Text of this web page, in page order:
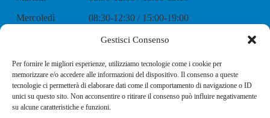
Gestisci Consenso
Per fornire le migliori esperienze, utilizziamo tecnologie come i cookie per
memorizzare e/o accedere alle informazioni del dispositivo. Il consenso a queste
tecnologie ci permetterà di elaborare dati come il comportamento di navigazione o ID
unici su questo sito. Non acconsentire o ritirare il consenso può influire negativamente
su alcune caratteristiche e funzioni.
Mercoledì
08:30-12:30 / 15:00-19:00
08:30-12:30 / 15:00-19:00
Venerdì
08:30-12:30 / 15:00-19:00
Sabato
08:30-12:30 / 15:00-19:00
Domenica
chiuso